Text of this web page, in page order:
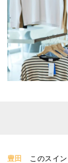
豊田 このスイン